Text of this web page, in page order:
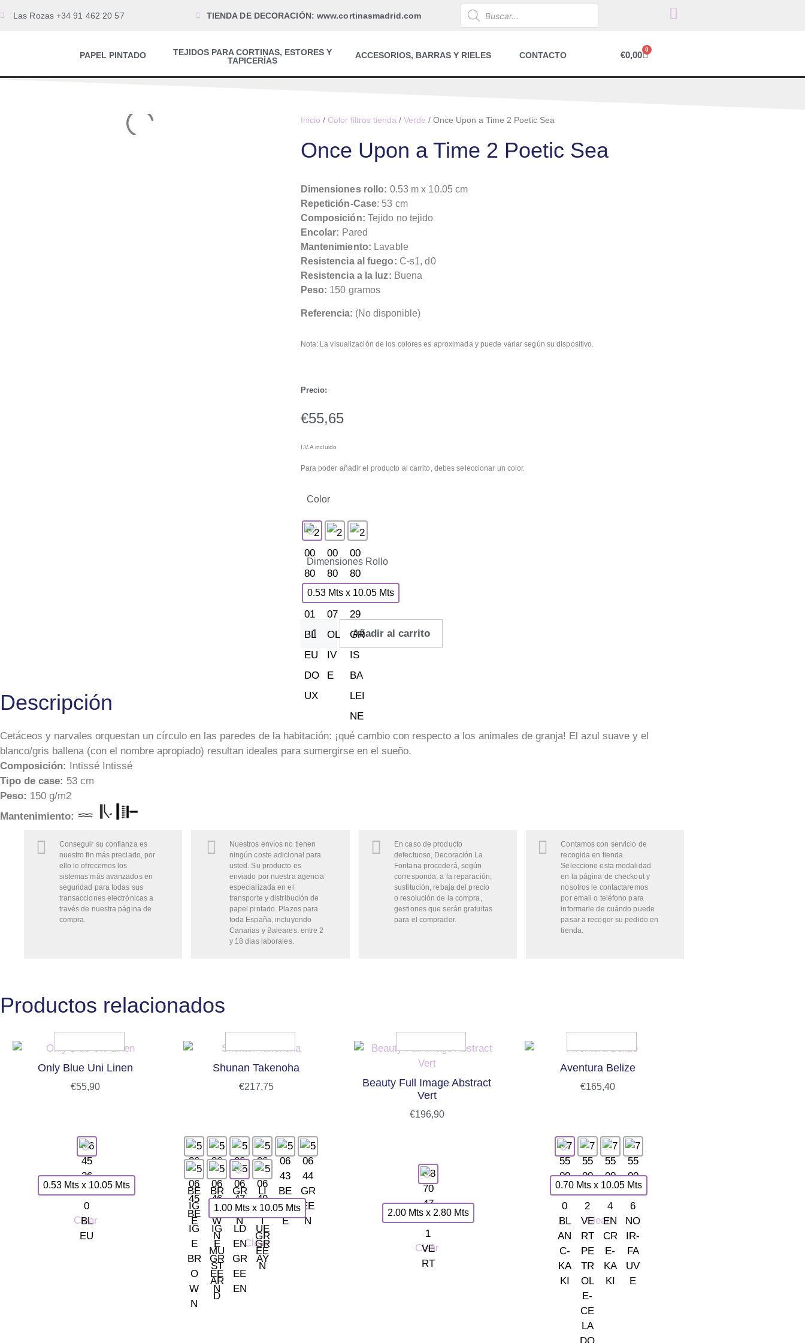
Las Rozas +34 91 462 20 57 TIENDA DE DECORACIÓN: www.cortinasmadrid.com
PAPEL PINTADO
TEJIDOS PARA CORTINAS, ESTORES Y
TAPICERÍAS
ACCESORIOS, BARRAS Y RIELES CONTACTO €0,00 0
Inicio / Color filtros tienda / Verde / Once Upon a Time 2 Poetic Sea
Once Upon a Time 2 Poetic Sea
Dimensiones rollo: 0.53 m x 10.05 cm
Repetición-Case: 53 cm
Composición: Tejido no tejido
Encolar: Pared
Mantenimiento: Lavable
Resistencia al fuego: C-s1, d0
Resistencia a la luz: Buena
Peso: 150 gramos
Referencia: (No disponible)
Nota: La visualización de los colores es aproximada y puede variar según su dispositivo.
Precio:
€55,65
I.V.A incluido
Para poder añadir el producto al carrito, debes seleccionar un color.
Color
Dimensiones Rollo
0.53 Mts x 10.05 Mts
Añadir al carrito
Descripción
Cetáceos y narvales orquestan un círculo en las paredes de la habitación: ¡qué cambio con respecto a los animales de granja! El azul suave y el
blanco/gris ballena (con el nombre apropiado) resultan ideales para sumergirse en el sueño.
Composición: Intissé Intissé
Tipo de case: 53 cm
Peso: 150 g/m2
Mantenimiento:
Conseguir su confianza es
nuestro fin más preciado, por
ello le ofrecemos los
sistemas más avanzados en
seguridad para todas sus
transacciones electrónicas a
través de nuestra página de
compra.
Nuestros envíos no tienen
ningún coste adicional para
usted. Su producto es
enviado por nuestra agencia
especializada en el
transporte y distribución de
papel pintado. Plazos para
toda España, incluyendo
Canarias y Baleares: entre 2
y 18 días laborales.
En caso de producto
defectuoso, Decoración La
Fontana procederá, según
corresponda, a la reparación,
sustitución, rebaja del precio
o resolución de la compra,
gestiones que serán gratuitas
para el comprador.
Contamos con servicio de
recogida en tienda.
Seleccione esta modalidad
en la página de checkout y
nosotros le contactaremos
por email o teléfono para
informarle de cuándo puede
pasar a recoger su pedido en
tienda.
Productos relacionados
Only Blue Uni Linen
€55,90
0.53 Mts x 10.05 Mts
Clear
Shunan Takenoha
€217,75
1.00 Mts x 10.05 Mts
Clear
Beauty Full Image Abstract
Vert
€196,90
2.00 Mts x 2.80 Mts
Clear
Aventura Belize
€165,40
0.70 Mts x 10.05 Mts
Clear